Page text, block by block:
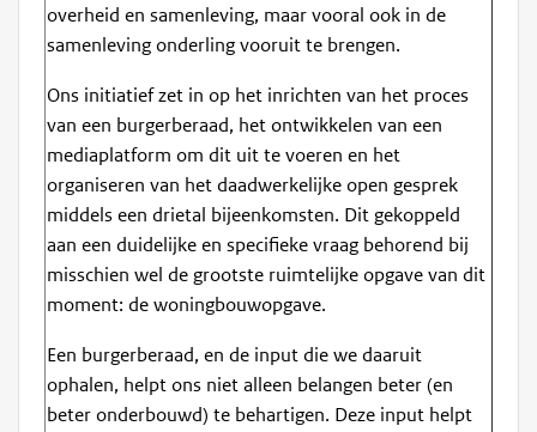
overheid en samenleving, maar vooral ook in de
samenleving onderling vooruit te brengen.
Ons initiatief zet in op het inrichten van het proces
van een burgerberaad, het ontwikkelen van een
mediaplatform om dit uit te voeren en het
organiseren van het daadwerkelijke open gesprek
middels een drietal bijeenkomsten. Dit gekoppeld
aan een duidelijke en specifieke vraag behorend bij
misschien wel de grootste ruimtelijke opgave van dit
moment: de woningbouwopgave.
Een burgerberaad, en de input die we daaruit
ophalen, helpt ons niet alleen belangen beter (en
beter onderbouwd) te behartigen. Deze input helpt